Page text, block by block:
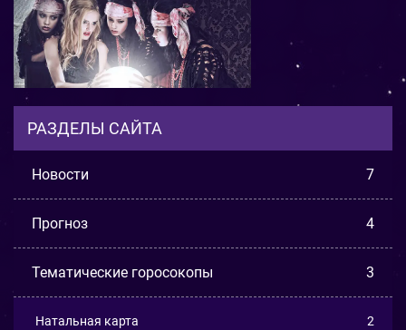
РАЗДЕЛЫ САЙТА
Новости 7
Прогноз 4
Тематические горосокопы 3
Натальная карта 2